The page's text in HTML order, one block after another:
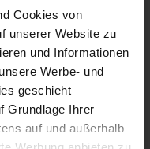
Cookies von
unserer Website zu
und Informationen
Werbe- und
geschieht
Grundlage Ihrer
auf und außerhalb
und im
dafür ist
Tor oder
mit